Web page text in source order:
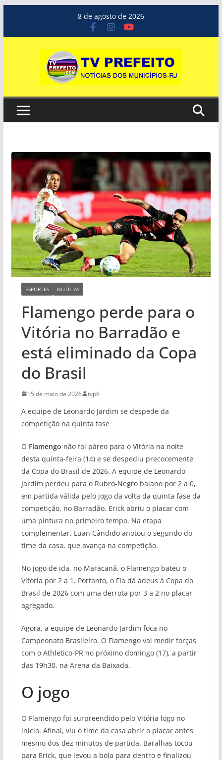
o
8 de agosto de 2026
ESPORTES NOTÍCIAS
Flamengo perde para o
Vitória no Barradão e
está eliminado da Copa
do Brasil
15 de maio de 2026 tvp6
A equipe de Leonardo Jardim se despede da
competição na quinta fase
O Flamengo não foi páreo para o Vitória na noite
desta quinta-feira (14) e se despediu precocemente
da Copa do Brasil de 2026. A equipe de Leonardo
Jardim perdeu para o Rubro-Negro baiano por 2 a 0,
em partida válida pelo jogo da volta da quinta fase da
competição, no Barradão. Erick abriu o placar com
uma pintura no primeiro tempo. Na etapa
complementar, Luan Cândido anotou o segundo do
time da casa, que avança na competição.
No jogo de ida, no Maracanã, o Flamengo bateu o
Vitória por 2 a 1. Portanto, o Fla dá adeus à Copa do
Brasil de 2026 com uma derrota por 3 a 2 no placar
agregado.
Agora, a equipe de Leonardo Jardim foca no
Campeonato Brasileiro. O Flamengo vai medir forças
com o Athletico-PR no próximo domingo (17), a partir
das 19h30, na Arena da Baixada.
O jogo
O Flamengo foi surpreendido pelo Vitória logo no
início. Afinal, viu o time da casa abrir o placar antes
mesmo dos dez minutos de partida. Baralhas tocou
para Erick, que levou a bola para dentro e finalizou